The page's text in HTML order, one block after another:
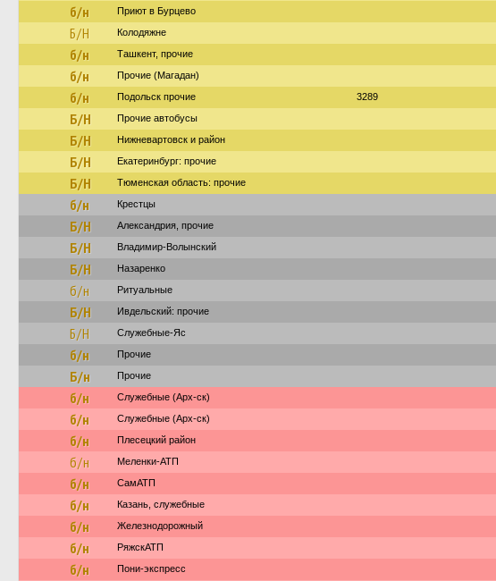
б/н Приют в Бурцево
Б/Н Колодяжне
б/н Ташкент, прочие
б/н Прочие (Магадан)
б/н Подольск прочие 3289
Б/Н Прочие автобусы
Б/Н Нижневартовск и район
Б/Н Екатеринбург: прочие
Б/Н Тюменская область: прочие
б/н Крестцы
Б/Н Александрия, прочие
Б/Н Владимир-Волынский
Б/Н Назаренко
б/н Ритуальные
Б/Н Ивдельский: прочие
Б/Н Служебные-Яс
б/н Прочие
Б/н Прочие
б/н Служебные (Арх-ск)
б/н Служебные (Арх-ск)
б/н Плесецкий район
б/н Меленки-АТП
б/н СамАТП
б/н Казань, служебные
б/н Железнодорожный
б/н РяжскАТП
б/н Пони-экспресс